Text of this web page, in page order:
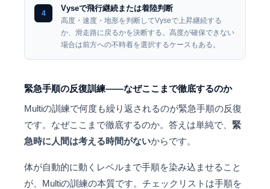
4
Vyseで飛行継続または着陸判断
高度・速度・地形を判断してVyseで上昇継続する
か、滑走路に戻るかを決断する。高度が確保できない
場合は前方への不時着を選択するケースもある。
緊急手順の反復訓練——なぜここまで徹底するのか
Multiの訓練で何度も繰り返されるのが緊急手順の反復
です。なぜここまで徹底するのか。答えは単純で、 緊
急時に人間は考える時間がないからです。
体が自動的に動くレベルまで手順を染み込ませること
が、Multiの訓練の本質です。チェックリストは手順を